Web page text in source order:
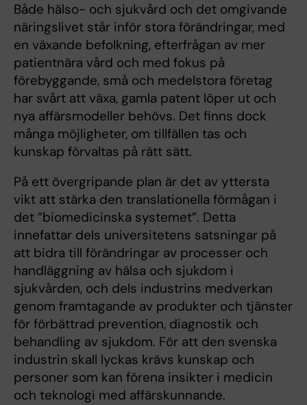
Både hälso- och sjukvård och det omgivande
näringslivet står inför stora förändringar, med
en växande befolkning, efterfrågan av mer
patientnära vård och med fokus på
förebyggande, små och medelstora företag
har svårt att växa, gamla patent löper ut och
nya affärsmodeller behövs. Det finns dock
många möjligheter, om tillfällen tas och
kunskap förvaltas på rätt sätt.
På ett övergripande plan är det av yttersta
vikt att stärka den translationella förmågan i
det ”biomedicinska systemet”. Detta
innefattar dels universitetens satsningar på
att bidra till förändringar av processer och
handläggning av hälsa och sjukdom i
sjukvården, och dels industrins medverkan
genom framtagande av produkter och tjänster
för förbättrad prevention, diagnostik och
behandling av sjukdom. För att den svenska
industrin skall lyckas krävs kunskap och
personer som kan förena insikter i medicin
och teknologi med affärskunnande.